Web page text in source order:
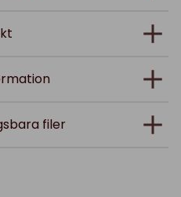
filer